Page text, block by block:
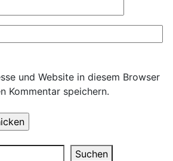
und Website in diesem Browser
Kommentar speichern.
Suchen